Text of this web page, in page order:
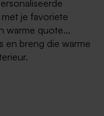
je favoriete
warme quote...
en breng die warme